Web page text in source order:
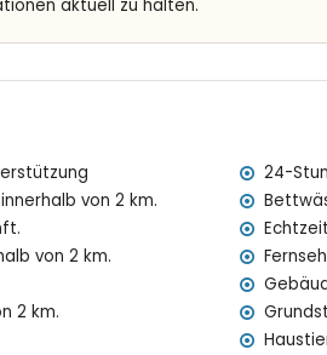
Denia, Oliva (innerhalb von 10
(innerhalb von 10 Kilometern von
von 13 Kilometern von der
(innerhalb von 100 Kilometern
Alicante (> 100 Kilometer)
ob Haustiere erlaubt sind
gut für Familien mit Kindern geeignet
die im Mietpreis der
aktuell zu halten.
24-
von 2 km.
von 2 km.
2 km.